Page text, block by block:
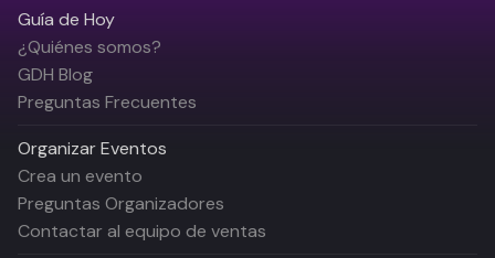
Guía de Hoy
¿Quiénes somos?
GDH Blog
Preguntas Frecuentes
Organizar Eventos
Crea un evento
Preguntas Organizadores
Contactar al equipo de ventas